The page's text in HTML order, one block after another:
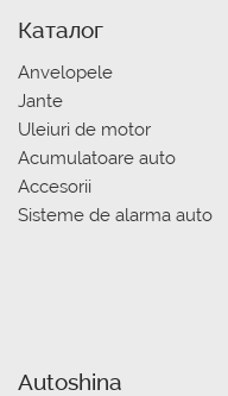
Каталог
Anvelopele
Jante
Uleiuri de motor
Acumulatoare auto
Accesorii
Sisteme de alarma auto
Autoshina